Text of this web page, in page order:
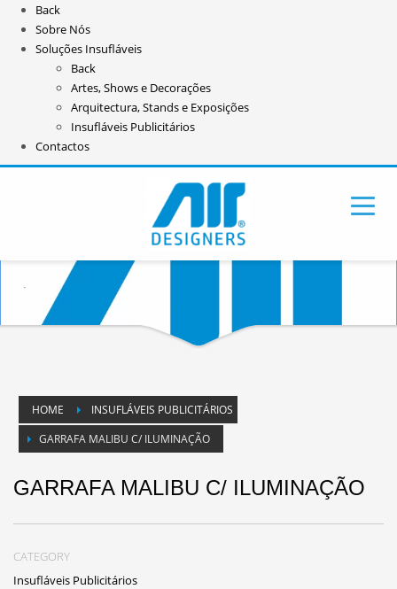
Back
Sobre Nós
Soluções Insufláveis
Back
Artes, Shows e Decorações
Arquitectura, Stands e Exposições
Insufláveis Publicitários
Contactos
HOME
INSUFLÁVEIS PUBLICITÁRIOS
GARRAFA MALIBU C/ ILUMINAÇÃO
GARRAFA MALIBU C/ ILUMINAÇÃO
CATEGORY
Insufláveis Publicitários